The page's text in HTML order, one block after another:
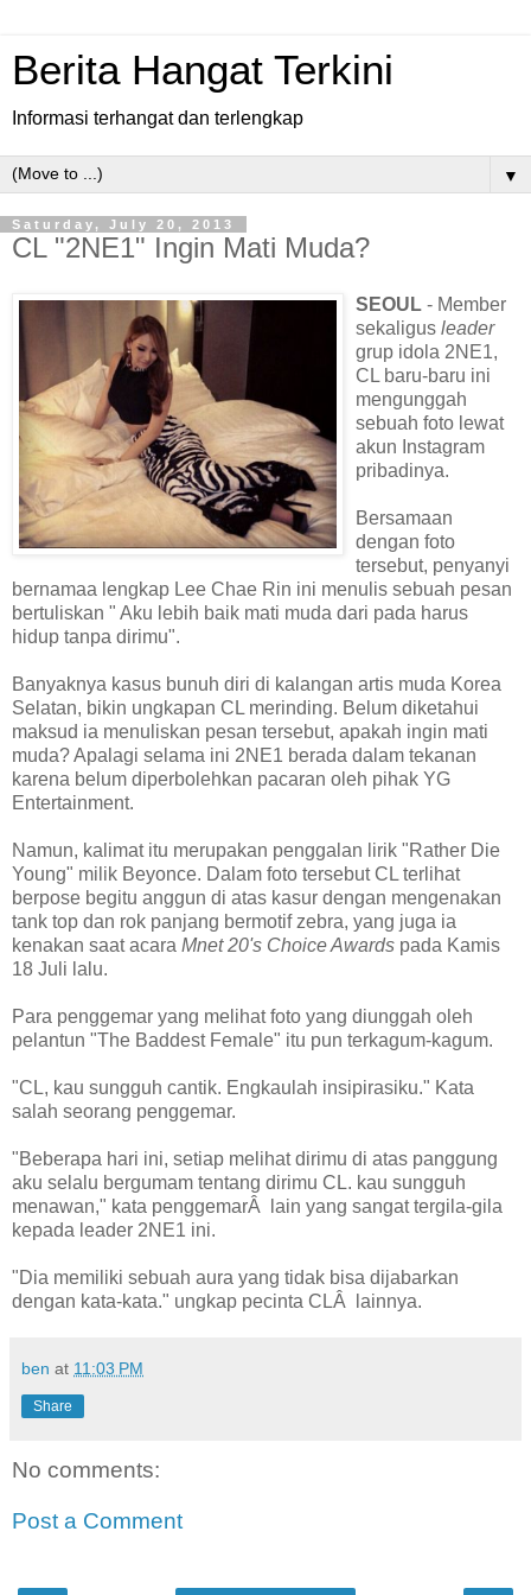
Berita Hangat Terkini
Informasi terhangat dan terlengkap
▼
Saturday, July 20, 2013
CL "2NE1" Ingin Mati Muda?
SEOUL - Member
sekaligus leader
grup idola 2NE1,
CL baru-baru ini
mengunggah
sebuah foto lewat
akun Instagram
pribadinya.
Bersamaan
dengan foto
tersebut, penyanyi
bernamaa lengkap Lee Chae Rin ini menulis sebuah pesan
bertuliskan " Aku lebih baik mati muda dari pada harus
hidup tanpa dirimu".
Banyaknya kasus bunuh diri di kalangan artis muda Korea
Selatan, bikin ungkapan CL merinding. Belum diketahui
maksud ia menuliskan pesan tersebut, apakah ingin mati
muda? Apalagi selama ini 2NE1 berada dalam tekanan
karena belum diperbolehkan pacaran oleh pihak YG
Entertainment.
Namun, kalimat itu merupakan penggalan lirik "Rather Die
Young" milik Beyonce. Dalam foto tersebut CL terlihat
berpose begitu anggun di atas kasur dengan mengenakan
tank top dan rok panjang bermotif zebra, yang juga ia
kenakan saat acara Mnet 20's Choice Awards pada Kamis
18 Juli lalu.
Para penggemar yang melihat foto yang diunggah oleh
pelantun "The Baddest Female" itu pun terkagum-kagum.
"CL, kau sungguh cantik. Engkaulah insipirasiku." Kata
salah seorang penggemar.
"Beberapa hari ini, setiap melihat dirimu di atas panggung
aku selalu bergumam tentang dirimu CL. kau sungguh
menawan," kata penggemarÂ lain yang sangat tergila-gila
kepada leader 2NE1 ini.
"Dia memiliki sebuah aura yang tidak bisa dijabarkan
dengan kata-kata." ungkap pecinta CLÂ lainnya.
ben at 11:03 PM
Share
No comments:
Post a Comment